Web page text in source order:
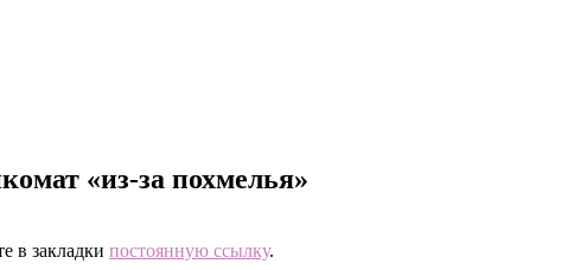
«из-за похмелья»
в закладки постоянную ссылку.